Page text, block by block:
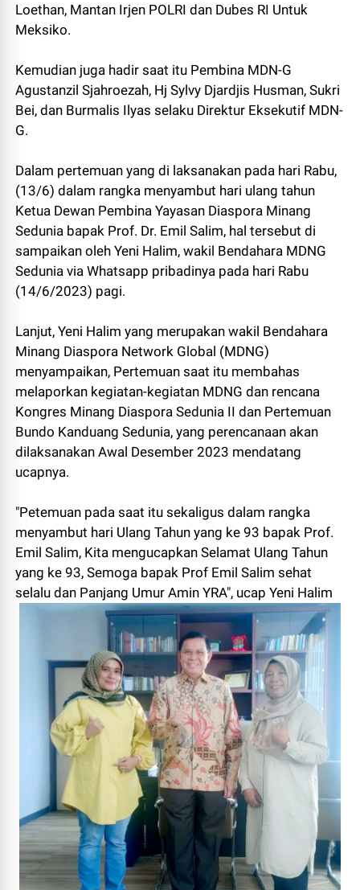
Loethan, Mantan Irjen POLRI dan Dubes RI Untuk
Meksiko.
Kemudian juga hadir saat itu Pembina MDN-G
Agustanzil Sjahroezah, Hj Sylvy Djardjis Husman, Sukri
Bei, dan Burmalis Ilyas selaku Direktur Eksekutif MDN-
G.
Dalam pertemuan yang di laksanakan pada hari Rabu,
(13/6) dalam rangka menyambut hari ulang tahun
Ketua Dewan Pembina Yayasan Diaspora Minang
Sedunia bapak Prof. Dr. Emil Salim, hal tersebut di
sampaikan oleh Yeni Halim, wakil Bendahara MDNG
Sedunia via Whatsapp pribadinya pada hari Rabu
(14/6/2023) pagi.
Lanjut, Yeni Halim yang merupakan wakil Bendahara
Minang Diaspora Network Global (MDNG)
menyampaikan, Pertemuan saat itu membahas
melaporkan kegiatan-kegiatan MDNG dan rencana
Kongres Minang Diaspora Sedunia II dan Pertemuan
Bundo Kanduang Sedunia, yang perencanaan akan
dilaksanakan Awal Desember 2023 mendatang
ucapnya.
"Petemuan pada saat itu sekaligus dalam rangka
menyambut hari Ulang Tahun yang ke 93 bapak Prof.
Emil Salim, Kita mengucapkan Selamat Ulang Tahun
yang ke 93, Semoga bapak Prof Emil Salim sehat
selalu dan Panjang Umur Amin YRA", ucap Yeni Halim